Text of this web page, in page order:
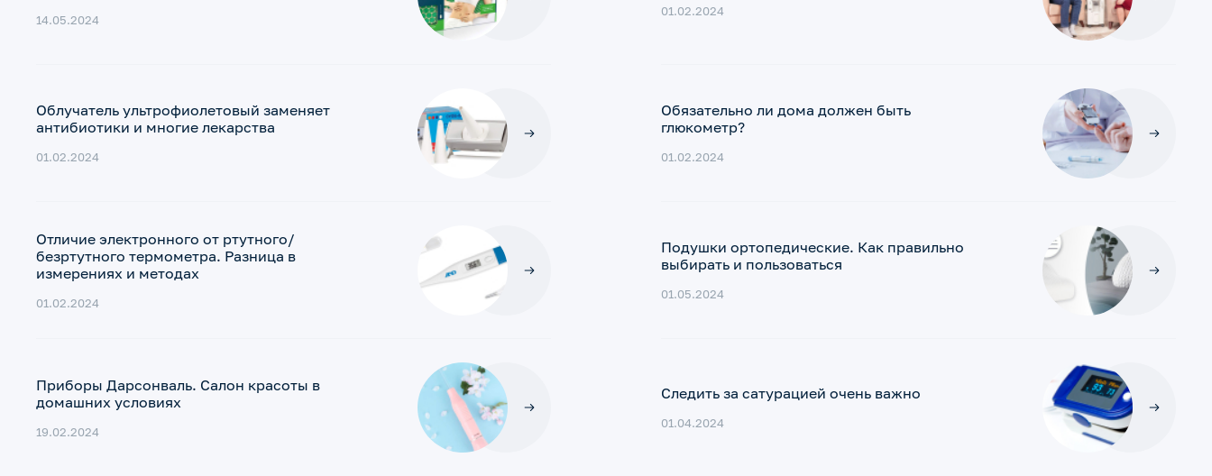
14.05.2024
01.02.2024
Облучатель ультрофиолетовый заменяет
антибиотики и многие лекарства
01.02.2024
Обязательно ли дома должен быть
глюкометр?
01.02.2024
Отличие электронного от ртутного/
безртутного термометра. Разница в
измерениях и методах
01.02.2024
Подушки ортопедические. Как правильно
выбирать и пользоваться
01.05.2024
Приборы Дарсонваль. Салон красоты в
домашних условиях
19.02.2024
Следить за сатурацией очень важно
01.04.2024